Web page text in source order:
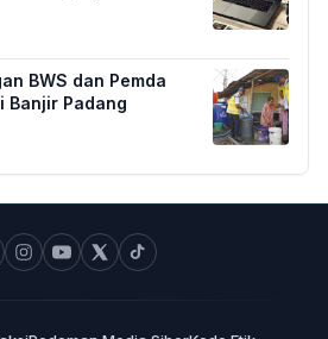
BWS dan Pemda
Banjir Padang